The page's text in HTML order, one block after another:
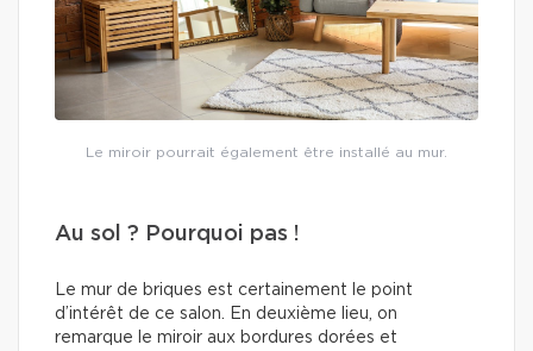
Le miroir pourrait également être installé au mur.
Au sol ? Pourquoi pas !
Le mur de briques est certainement le point
d’intérêt de ce salon. En deuxième lieu, on
remarque le miroir aux bordures dorées et